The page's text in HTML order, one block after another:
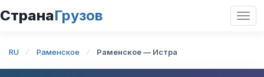
СтранаГрузов
RU Раменское Раменское — Истра